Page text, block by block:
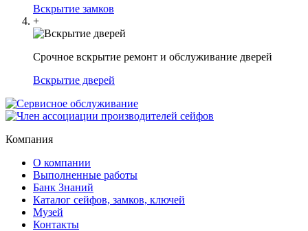
Вскрытие замков
+
Срочное вскрытие ремонт и обслуживание дверей
Вскрытие дверей
Компания
О компании
Выполненные работы
Банк Знаний
Каталог сейфов, замков, ключей
Музей
Контакты